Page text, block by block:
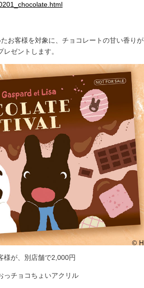
お客様を対象に、チョコレートの甘い香りが
レゼントします。
様が、別店舗で2,000円
っチョコちょいアクリル